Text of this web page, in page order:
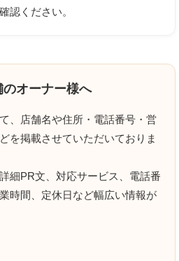
認ください。
のオーナー様へ
、店舗名や住所・電話番号・営
を掲載させていただいておりま
細PR文、対応サービス、電話番
時間、定休日など幅広い情報が